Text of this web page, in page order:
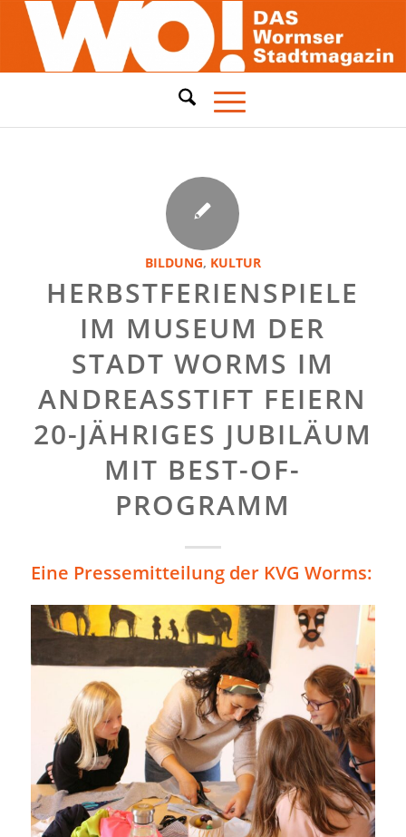
BILDUNG, KULTUR
HERBSTFERIENSPIELE
IM MUSEUM DER
STADT WORMS IM
ANDREASSTIFT FEIERN
20-JÄHRIGES JUBILÄUM
MIT BEST-OF-
PROGRAMM
Eine Pressemitteilung der KVG Worms: